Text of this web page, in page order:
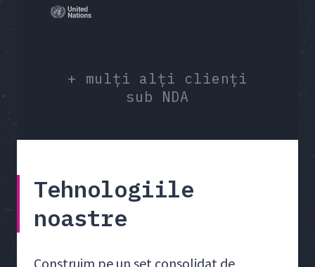
+ mulți alți clienți
sub NDA
Tehnologiile
noastre
Construim pe un set consolidat de